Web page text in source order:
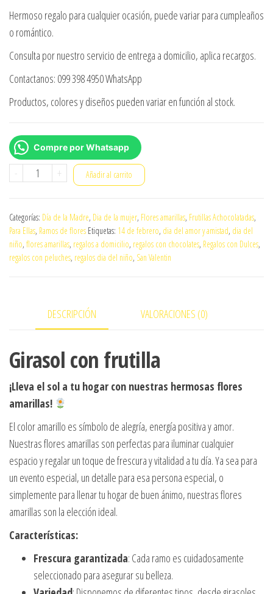
Hermoso regalo para cualquier ocasión, puede variar para cumpleaños
o romántico.
Consulta por nuestro servicio de entrega a domicilio, aplica recargos.
Contactanos: 099 398 4950 WhatsApp
Productos, colores y diseños pueden variar en función al stock.
Compre por Whatsapp
-
Girasol
cantidad
+ Añadir al carrito
Categorías: Día de la Madre, Dia de la mujer, Flores amarillas, Frutillas Achocolatadas,
Para Ellas, Ramos de flores Etiquetas: 14 de febrero, dia del amor y amistad, dia del
niño, flores amarillas, regalos a domicilio, regalos con chocolates, Regalos con Dulces,
regalos con peluches, regalos dia del niño, San Valentin
DESCRIPCIÓN VALORACIONES (0)
Girasol con frutilla
¡Lleva el sol a tu hogar con nuestras hermosas flores
amarillas!
El color amarillo es símbolo de alegría, energía positiva y amor.
Nuestras flores amarillas son perfectas para iluminar cualquier
espacio y regalar un toque de frescura y vitalidad a tu día. Ya sea para
un evento especial, un detalle para esa persona especial, o
simplemente para llenar tu hogar de buen ánimo, nuestras flores
amarillas son la elección ideal.
Características:
Frescura garantizada: Cada ramo es cuidadosamente
seleccionado para asegurar su belleza.